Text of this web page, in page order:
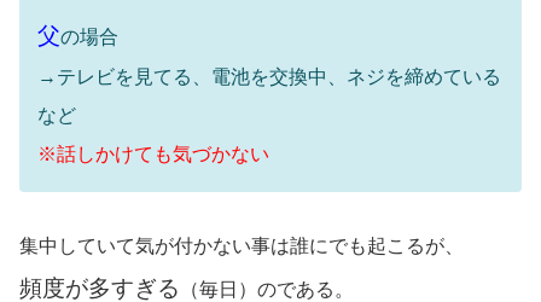
父の場合
→テレビを見てる、電池を交換中、ネジを締めている
など
※話しかけても気づかない
集中していて気が付かない事は誰にでも起こるが、
頻度が多すぎる （毎日）のである。